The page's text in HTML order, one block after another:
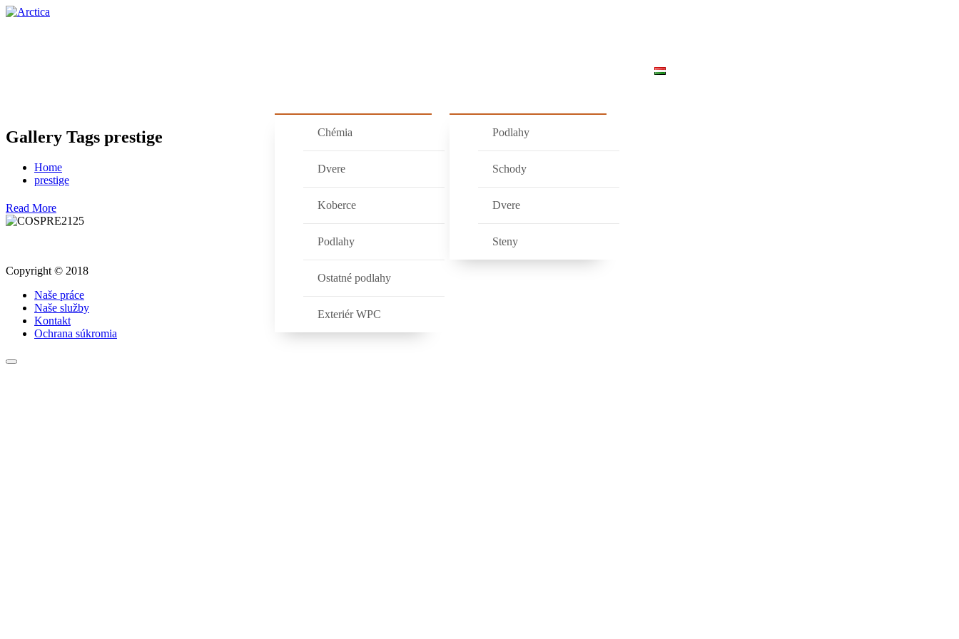
Chémia
Dvere
Koberce
Podlahy
Ostatné podlahy
Exteriér WPC
Podlahy
Schody
Dvere
Steny
Gallery Tags prestige
Home
prestige
Read More
Copyright © 2018
Naše práce
Naše služby
Kontakt
Ochrana súkromia